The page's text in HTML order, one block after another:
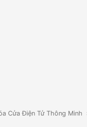
Cửa Điện Tử Thông Minh